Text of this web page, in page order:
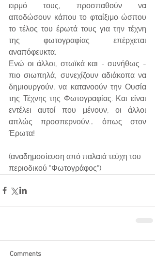
ειρμό τους, προσπαθούν να
αποδώσουν κάπου το φταίξιμο ώσπου
το τέλος του έρωτά τους για την τέχνη
της φωτογραφίας επέρχεται
αναπόφευκτα.
Ενώ οι άλλοι, στωϊκά και - συνήθως -
πιο σιωπηλά, συνεχίζουν αδιάκοπα να
δημιουργούν, να κατανοούν την Ουσία
της Τέχνης της Φωτογραφίας. Και είναι
εντέλει αυτοί που μένουν, οι άλλοι
απλώς προσπερνούν... όπως στον
Έρωτα!
(αναδημοσίευση από παλαιά τεύχη του
περιοδικού "Φωτογράφος")
Comments